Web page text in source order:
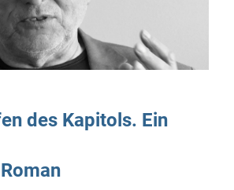
des Kapitols. Ein